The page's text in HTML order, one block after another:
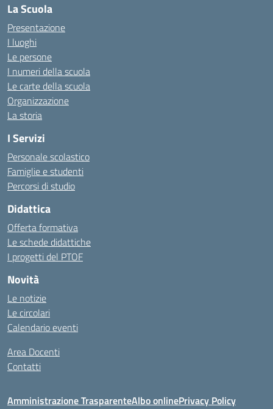
La Scuola
Presentazione
I luoghi
Le persone
I numeri della scuola
Le carte della scuola
Organizzazione
La storia
I Servizi
Personale scolastico
Famiglie e studenti
Percorsi di studio
Didattica
Offerta formativa
Le schede didattiche
I progetti del PTOF
Novità
Le notizie
Le circolari
Calendario eventi
Area Docenti
Contatti
Amministrazione TrasparenteAlbo onlinePrivacy Policy